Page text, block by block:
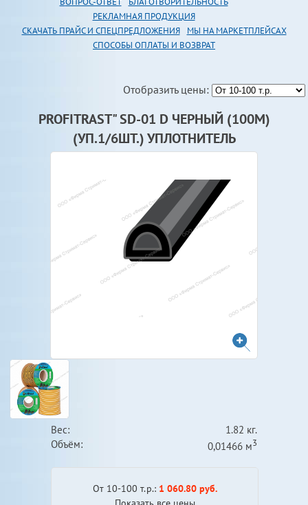
РЕКЛАМНАЯ ПРОДУКЦИЯ
СКАЧАТЬ ПРАЙС И СПЕЦПРЕДЛОЖЕНИЯ
МЫ НА МАРКЕТПЛЕЙСАХ
СПОСОБЫ ОПЛАТЫ И ВОЗВРАТ
Отобразить цены:
PROFITRAST" SD-01 D ЧЕРНЫЙ (100М)
(УП.1/6ШТ.) УПЛОТНИТЕЛЬ
Вес:
1.82 кг.
Объём:
0,01466 м3
От 10-100 т.р.: 1 060.80 руб.